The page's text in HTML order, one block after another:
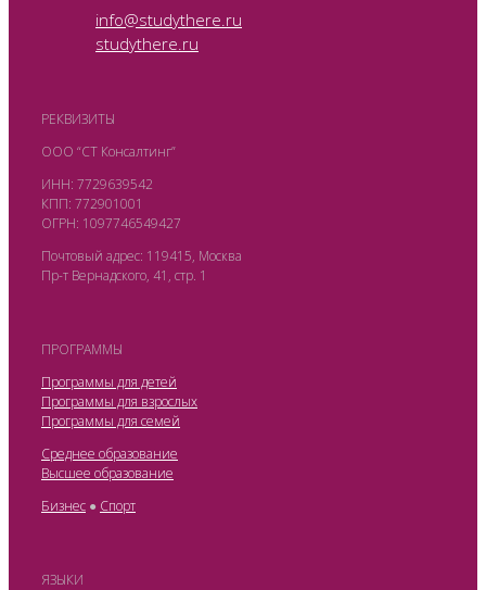
info@studythere.ru
studythere.ru
РЕКВИЗИТЫ
ООО “СТ Консалтинг”
ИНН: 7729639542
КПП: 772901001
ОГРН: 1097746549427
Почтовый адрес: 119415, Москва
Пр-т Вернадского, 41, стр. 1
ПРОГРАММЫ
Программы для детей
Программы для взрослых
Программы для семей
Среднее образование
Высшее образование
Бизнес ● Спорт
ЯЗЫКИ